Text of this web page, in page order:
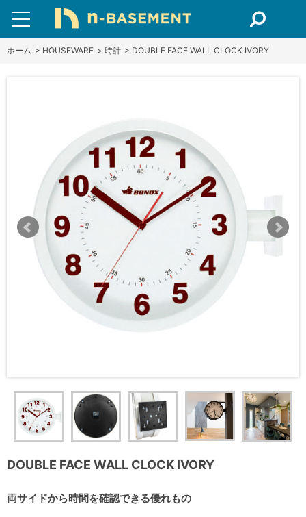
ホーム > HOUSEWARE > 時計 > DOUBLE FACE WALL CLOCK IVORY
DOUBLE FACE WALL CLOCK IVORY
両サイドから時間を確認できる優れもの